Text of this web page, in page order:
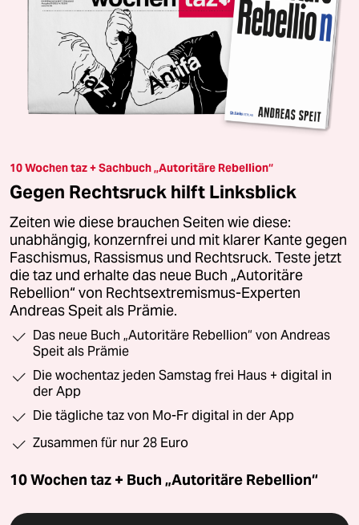
10 Wochen taz + Sachbuch „Autoritäre Rebellion“
Gegen Rechtsruck hilft Linksblick
Zeiten wie diese brauchen Seiten wie diese:
unabhängig, konzernfrei und mit klarer Kante gegen
Faschismus, Rassismus und Rechtsruck. Teste jetzt
die taz und erhalte das neue Buch „Autoritäre
Rebellion“ von Rechtsextremismus-Experten
Andreas Speit als Prämie.
Das neue Buch „Autoritäre Rebellion“ von Andreas
Speit als Prämie
Die wochentaz jeden Samstag frei Haus + digital in
der App
Die tägliche taz von Mo-Fr digital in der App
Zusammen für nur 28 Euro
10 Wochen taz + Buch „Autoritäre Rebellion“